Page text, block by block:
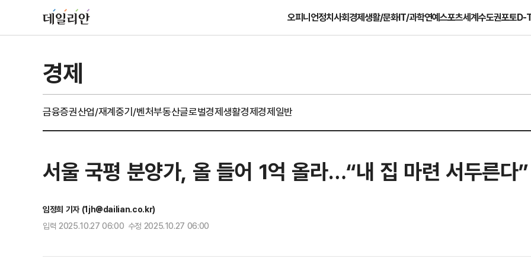
오피니언정치사회경제생활/문화IT/과학연예스포츠세계수도권포토D-
경제
금융증권산업/재계중기/벤처부동산글로벌경제생활경제경제일반
서울 국평 분양가, 올 들어 1억 올라…“내 집 마련 서두른다”
임정희 기자 (1jh@dailian.co.kr)
입력 2025.10.27 06:00 수정 2025.10.27 06:00